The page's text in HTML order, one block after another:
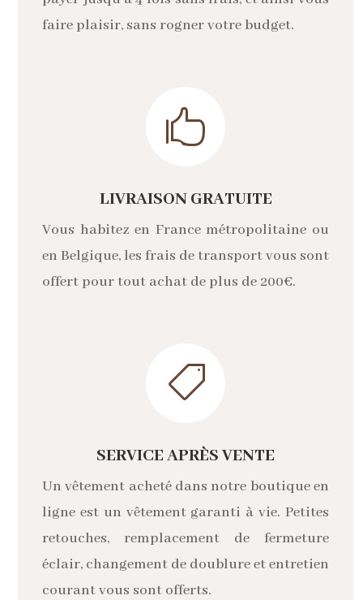
faire plaisir, sans rogner votre budget.

LIVRAISON GRATUITE
Vous habitez en France métropolitaine ou
en Belgique, les frais de transport vous sont
offert pour tout achat de plus de 200€.

SERVICE APRÈS VENTE
Un vêtement acheté dans notre boutique en
ligne est un vêtement garanti à vie. Petites
retouches, remplacement de fermeture
éclair, changement de doublure et entretien
courant vous sont offerts.